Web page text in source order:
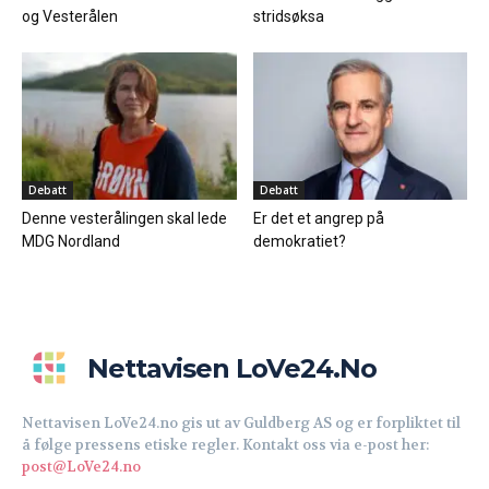
og Vesterålen
stridsøksa
Debatt
Denne vesterålingen skal lede
MDG Nordland
Debatt
Er det et angrep på
demokratiet?
Nettavisen LoVe24.no
Nettavisen LoVe24.no gis ut av Guldberg AS og er forpliktet til
å følge pressens etiske regler. Kontakt oss via e-post her:
post@LoVe24.no